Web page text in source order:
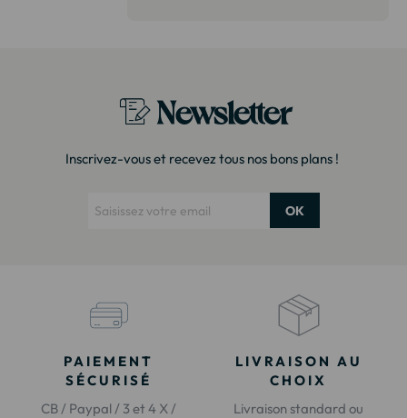
Newsletter
Inscrivez-vous et recevez tous nos bons plans !
OK
PAIEMENT
SÉCURISÉ
CB / Paypal / 3 et 4 X /
LIVRAISON AU
CHOIX
Livraison standard ou